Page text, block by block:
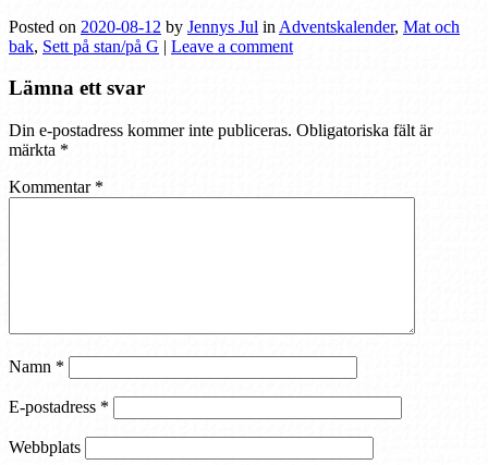
Posted on 2020-08-12 by Jennys Jul in Adventskalender, Mat och
bak, Sett på stan/på G | Leave a comment
Lämna ett svar
Din e-postadress kommer inte publiceras. Obligatoriska fält är
märkta *
Kommentar *
Namn *
E-postadress *
Webbplats